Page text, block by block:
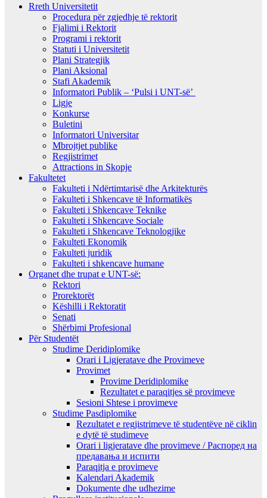
Rreth Universitetit
Procedura për zgjedhje të rektorit
Fjalimi i Rektorit
Programi i rektorit
Statuti i Universitetit
Plani Strategjik
Plani Aksional
Stafi Akademik
Informatori Publik – ‘Pulsi i UNT-së’
Ligje
Konkurse
Buletini
Informatori Universitar
Mbrojtjet publike
Regjistrimet
Attractions in Skopje
Fakultetet
Fakulteti i Ndërtimtarisë dhe Arkitekturës
Fakulteti i Shkencave të Informatikës
Fakulteti i Shkencave Teknike
Fakulteti i Shkencave Sociale
Fakulteti i Shkencave Teknologjike
Fakulteti Ekonomik
Fakulteti juridik
Fakulteti i shkencave humane
Organet dhe trupat e UNT-së:
Rektori
Prorektorët
Këshilli i Rektoratit
Senati
Shërbimi Profesional
Për Studentët
Studime Deridiplomike
Orari i Ligjeratave dhe Provimeve
Provimet
Provime Deridiplomike
Rezultatet e paraqitjes së provimeve
Sesioni Shtese i provimeve
Studime Pasdiplomike
Rezultatet e regjistrimeve të studentëve në ciklin
e dytë të studimeve
Orari i ligjeratave dhe provimeve / Распоред на
предавањa и испити
Paraqitja e provimeve
Kalendari Akademik
Dokumente dhe udhezime